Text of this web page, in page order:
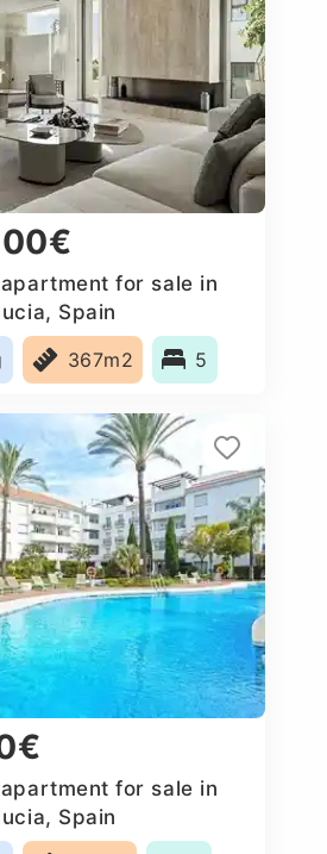
for sale in
Spain
367m2 5
for sale in
Spain